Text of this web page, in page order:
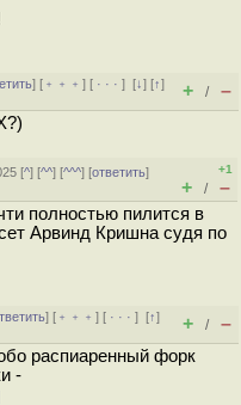
] [ ﹢﹢﹢] [ · · ·][↓] [↑]
+ / –
[^] [^^] [^^^] [ответить]
+1
+ / –
полностью пилится в
Арвинд Кришна судя по
] [ ﹢﹢﹢] [ · · ·][↑]
+ / –
распиаренный форк
-